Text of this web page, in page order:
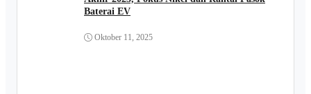
Baterai EV
Oktober 11, 2025